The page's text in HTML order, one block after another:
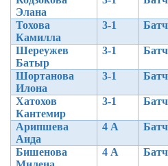
Элана
Тохова
Камилла
3-1
Шереужев
Батыр
3-1
Шортанова
Илона
3-1
Хатохов
Кантемир
3-1
Арипшева
Аида
4 А
Бишенова
4 А